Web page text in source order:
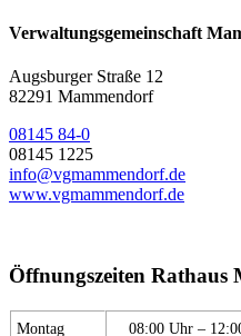
Verwaltungsgemeinschaft
Augsburger Straße 12
82291 Mammendorf
08145 84-0
08145 1225
info@vgmammendorf.de
www.vgmammendorf.de
Öffnungszeiten Rathaus
Montag 08:00 Uhr –